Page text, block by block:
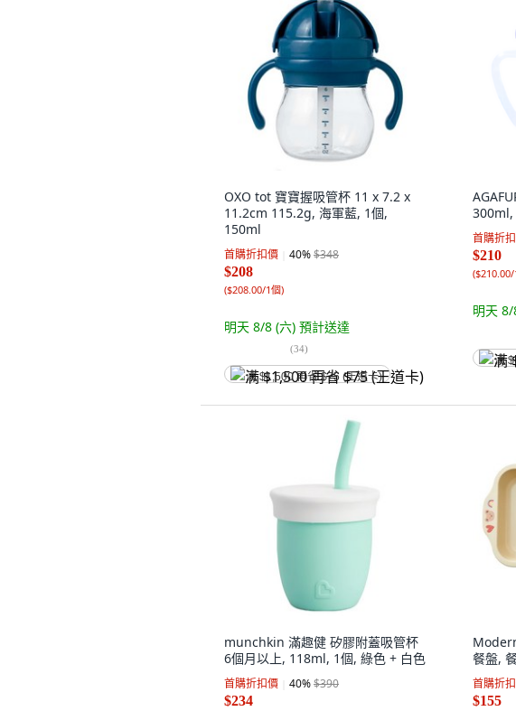
OXO tot 寶寶握吸管杯 11 x 7.2 x
11.2cm 115.2g, 海軍藍, 1個,
150ml
首購折扣價 40%$348
$208
($208.00/1個)
明天 8/8 (六) 預計送達
(34)
满 $1,500 再省 $75 (王道卡)
300ml,
首購折
$210
(
明天 8/
满
munchkin 滿趣健 矽膠附蓋吸管杯
6個月以上, 118ml, 1個, 綠色 + 白色
首購折扣價 40%$390
$234
餐盤,
首購折
$155